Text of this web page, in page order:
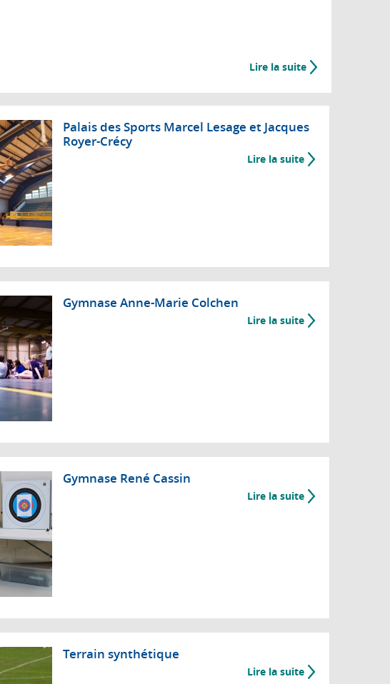
Lire la suite de
ville
et
Palais des Sports Marcel Lesage et Jacques
Royer-Crécy
Lire la suite
Gymnase Anne-Marie Colchen
Lire la suite
Gymnase René Cassin
Lire la suite
Terrain synthétique
Lire la suite